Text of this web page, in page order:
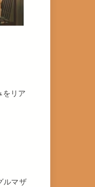
をリア
ルマザ